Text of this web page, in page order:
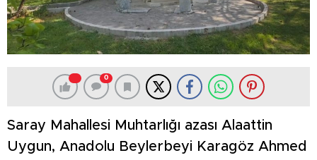
0
Saray Mahallesi Muhtarlığı azası Alaattin
Uygun, Anadolu Beylerbeyi Karagöz Ahmed